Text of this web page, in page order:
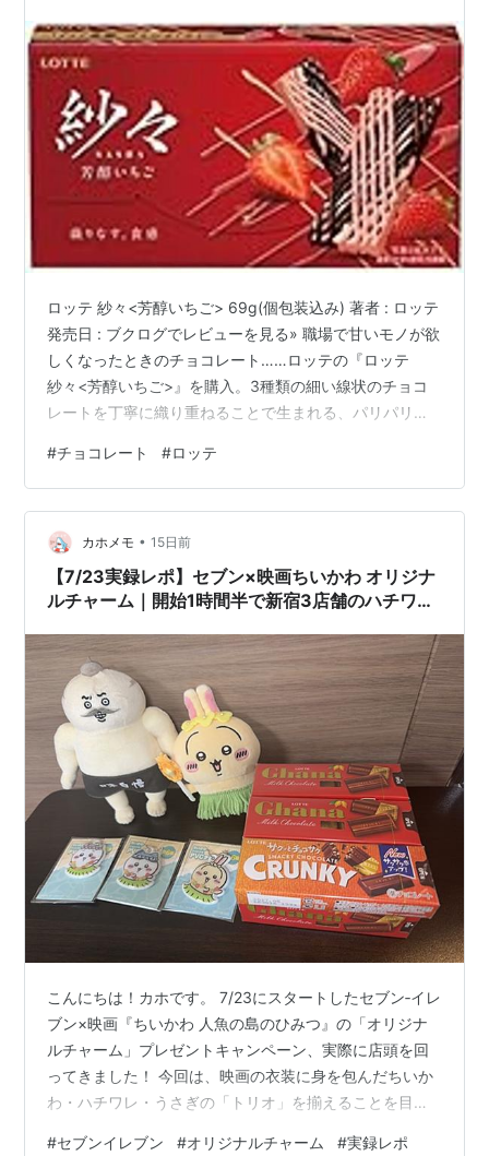
ロッテ 紗々<芳醇いちご> 69g(個包装込み) 著者 : ロッテ
発売日 : ブクログでレビューを見る» 職場で甘いモノが欲
しくなったときのチョコレート……ロッテの『ロッテ
紗々<芳醇いちご>』を購入。3種類の細い線状のチョコ
レートを丁寧に織り重ねることで生まれる、パリパリと
溶けていく口どけが特徴ですね……甘酸っぱい苺の味わい
もポイントです、、、仕事の合間についつい食べちゃい
ますね♪
#チョコレート #ロッテ
カホメモ • 15日前
【7/23実録レポ】セブン×映画ちいかわ オリジナ
ルチャーム｜開始1時間半で新宿3店舗のハチワ
こんにちは！カホです。 7/23にスタートしたセブン‐イレ
ブン×映画『ちいかわ 人魚の島のひみつ』の「オリジナ
ルチャーム」プレゼントキャンペーン、実際に店頭を回
ってきました！ 今回は、映画の衣装に身を包んだちいか
わ・ハチワレ・うさぎの「トリオ」を揃えることを目標
#セブンイレブン #オリジナルチャーム #実録レポ